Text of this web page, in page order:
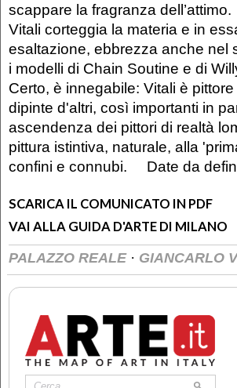
scappare la fragranza dell’attimo.
Vitali corteggia la materia e in
esaltazione, ebbrezza anche nel
i modelli di Chain Soutine e di
Certo, è innegabile: Vitali è
dipinte d'altri, così importanti in
ascendenza dei pittori di realtà
pittura istintiva, naturale, alla
confini e connubi. Date da
SCARICA IL COMUNICATO IN PDF
VAI ALLA GUIDA D'ARTE DI MILANO
PALAZZO REALE · GIANCARLO